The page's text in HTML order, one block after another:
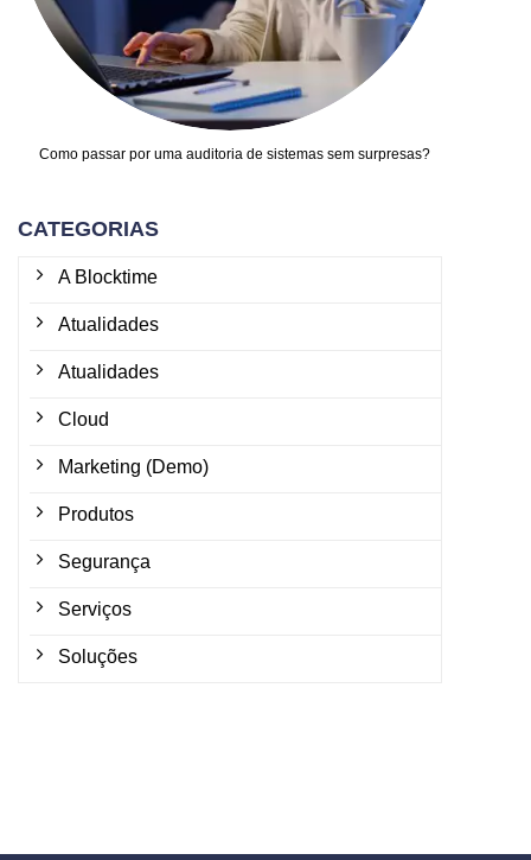
Como passar por uma auditoria de sistemas sem surpresas?
CATEGORIAS
A Blocktime
Atualidades
Atualidades
Cloud
Marketing (Demo)
Produtos
Segurança
Serviços
Soluções